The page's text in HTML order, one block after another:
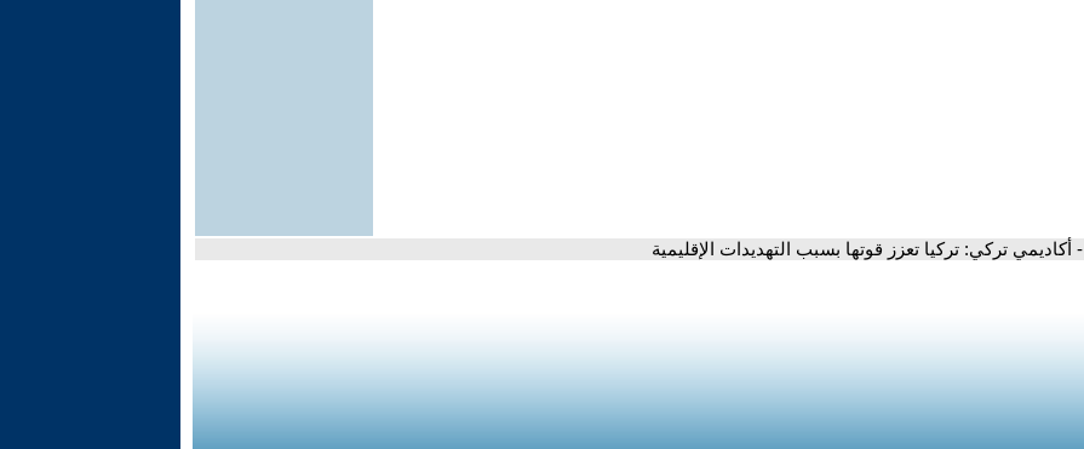
- أكاديمي تركي: تركيا تعزز قوتها بسبب التهديدات الإقليمية